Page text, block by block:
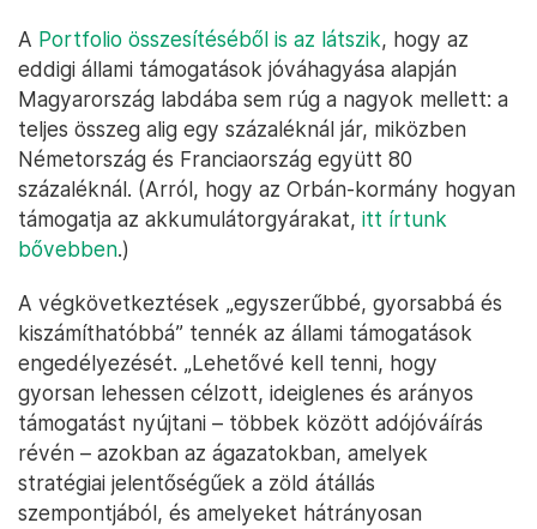
A Portfolio összesítéséből is az látszik, hogy az
eddigi állami támogatások jóváhagyása alapján
Magyarország labdába sem rúg a nagyok mellett: a
teljes összeg alig egy százaléknál jár, miközben
Németország és Franciaország együtt 80
százaléknál. (Arról, hogy az Orbán-kormány hogyan
támogatja az akkumulátorgyárakat, itt írtunk
bővebben.)
A végkövetkeztések „egyszerűbbé, gyorsabbá és
kiszámíthatóbbá” tennék az állami támogatások
engedélyezését. „Lehetővé kell tenni, hogy
gyorsan lehessen célzott, ideiglenes és arányos
támogatást nyújtani – többek között adójóváírás
révén – azokban az ágazatokban, amelyek
stratégiai jelentőségűek a zöld átállás
szempontjából, és amelyeket hátrányosan